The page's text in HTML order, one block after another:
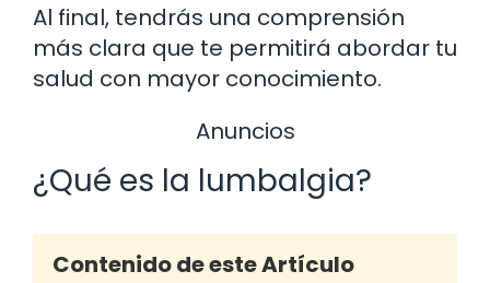
Al final, tendrás una comprensión
más clara que te permitirá abordar tu
salud con mayor conocimiento.
Anuncios
¿Qué es la lumbalgia?
Contenido de este Artículo